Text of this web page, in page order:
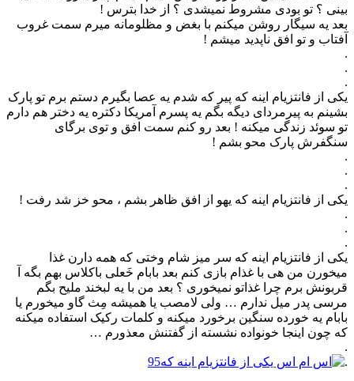
بینی ؟ تو بودی مشروط نمیشدی ؟ از خدا بترس !
بعد یه سیگار روشن میکنم با بغض و مظلومانه میرم سمت غروب
آفتاب و تو افق ناپدید میشم !
.
.
.
یکی از فانتزیام اینه که ﭘﯿﺮ ﮐﻪ ﺷﺪﻡ ﯾﻪ ﻋﺼﺎ ﺑﮕﯿﺮﻡ ﺩﺳﺘﻢ ﺑﺮﻡ ﺗﻮ ﭘﺎﺭﮎ
ﺑﺸﯿﻨﻢ ﺑﻪ ﭘﯿﺮﻣﺮﺩﺍﯼ ﺩﯾﮕﻪ ﺑﮕﻢ ﯾﻪ ﭘﺴﺮﻡ ﺁﻣﺮﯾﮑﺎ ﺩﮐﺘﺮﻩ یه ﺩﺧﺘﺮ ﻫﻢ ﺩﺍﺭﻡ
ﺗﻮ ﺳﻮﺋﺪ ﺯﻧﺪﮔﯽ ﻣﯿﮑﻨﻪ ! بعد رو کنم سمت افق و توی برگای
سنگفرش پارک محو بشم !
.
.
.
ﯾﮑﯽ ﺍﺯ ﻓﺎﻧﺘﺰﯾﺎﻡ ﺍﯾﻨﻪ ﮐﻪ ﯾﻬﻮ ﺍﺯ ﺍﻓﻖ ﻇﺎﻫﺮ ﺑﺸﻢ ، ﻣﺤﻮ ﺧﺰ ﺷﺪ رفت !
.
.
.
یکی از فانتزیام اینه که سر میز شام وختی که همه دارن غذا
میخورن من هی با غذام بازی کنم بعد بابام خَعلی باکلاس بهم بگه آ
قربونش برم چرا غذاتو نمیخوری ؟ بعد من با یه لبخند ملیح بگم
مرسی پدر میل ندارم … ولی لامصب یا همیشه مِث گاو میخورم یا
بابام یه خورده سنگین برخورد میکنه و کلمات رکیک استفاده میکنه
که چون اینجا خونواده نشسته از گفتنش معذورم …
.
.